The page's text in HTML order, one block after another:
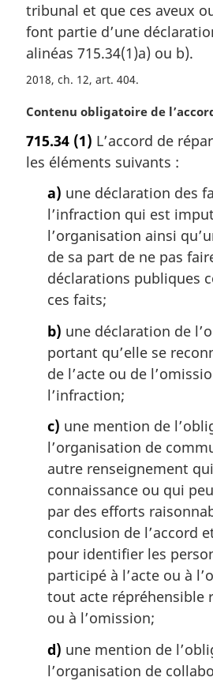
tribunal et que ces aveux
font partie d’une
alinéas 715.34(1)a) ou b).
2018, ch. 12, art. 404
N
t
e
Contenu obligatoire de
715.34 (1) L’accord de
les éléments suivants :
a) une déclaration des
l’infraction qui est
l’organisation ainsi
de sa part de ne pas
déclarations publiques
ces faits;
b) une déclaration de
portant qu’elle se
de l’acte ou de
l’infraction;
c) une mention de
l’organisation de
autre renseignement
connaissance ou qui
par des efforts
conclusion de l’accord
pour identifier les
participé à l’acte ou à
tout acte répréhensible
ou à l’omission;
d) une mention de
l’organisation de